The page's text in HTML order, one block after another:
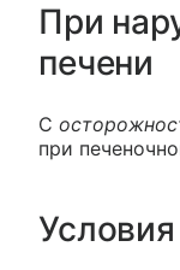
При
печени
С
при
Условия